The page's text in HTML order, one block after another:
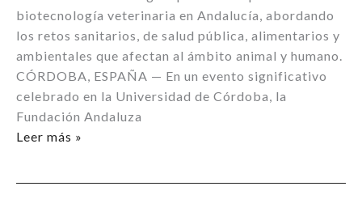
biotecnología veterinaria en Andalucía, abordando
los retos sanitarios, de salud pública, alimentarios y
ambientales que afectan al ámbito animal y humano.
CÓRDOBA, ESPAÑA — En un evento significativo
celebrado en la Universidad de Córdoba, la
Fundación Andaluza
Convenio
Leer más »